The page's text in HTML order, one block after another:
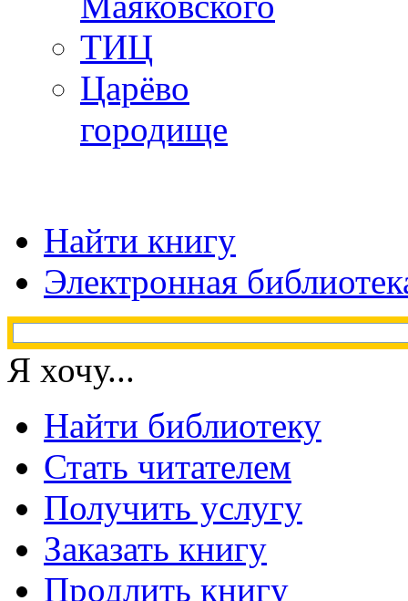
ТИЦ
Царёво
городище
Найти книгу
Электронная
Я хочу...
Найти библиотеку
Стать читателем
Получить услугу
Заказать книгу
Продлить книгу